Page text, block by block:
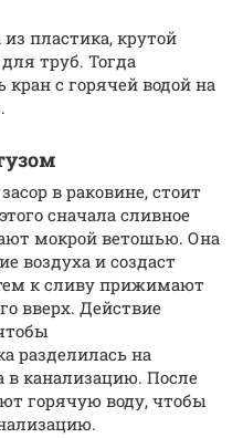
пластика, крутой
труб. Тогда
кран с горячей водой на
в раковине, стоит
сначала сливное
мокрой ветошью. Она
воздуха и создаст
к сливу прижимают
вверх. Действие
разделилась на
в канализацию. После
горячую воду, чтобы